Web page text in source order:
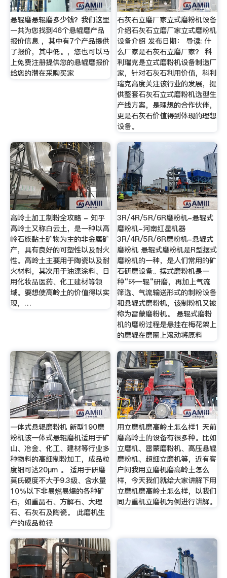
悬辊磨悬辊磨多少钱？我们这里
一共为您找到46个悬辊磨产品
报价信息 ，其中有7个产品提供
了报价，其中低。，您也可以马
上免费注册提供您的悬辊磨报价
给您的潜在采购买家
石灰石立磨厂家立式磨粉机设备
介绍石灰石立磨厂家立式磨粉机
设备介绍 发布日期： 导读: 什
么厂家是石灰石立磨厂家？ 科
利瑞克是立式磨粉机设备制造厂
家，针对石灰石利用价值，科利
瑞克高度关注该行业的发展，提
供整套石灰石立式磨粉机选型生
产线方案，是理想的合作伙伴，
更是石灰石价值得到体现的理想
设备。
高岭土加工制粉全攻略 - 知乎
高岭土又称白云土，是一种以高
岭石族黏土矿物为主的非金属矿
产，具有良好的可塑性以及耐火
性。高岭土主要用于陶瓷以及耐
火材料，其次用于油漆涂料、日
用化妆品医药、化工建材等领
域。要想使高岭土的价值得以实
现，…
3R/4R/5R/6R磨粉机-悬辊式
磨粉机-河南红星机器
3R/4R/5R/6R磨粉机-悬辊式
磨粉机 悬辊式磨粉机是R型摆式
磨粉机的一种，是人们常用的矿
石研磨设备。摆式磨粉机是一
种“环—辊“研磨，再加上气流
筛选、气流输送形式的制粉设备
和悬辊式磨粉机，该制粉机又被
称为雷蒙磨粉机。 悬辊式磨粉
机的磨粉过程是悬挂在梅花架上
的磨辊在磨圈上滚动将原料
一体式悬辊磨粉机 新型190磨
粉机该一体式悬辊磨机适用于矿
山、冶金、化工、建材等行业多
种物料的高细制粉加工，成品粒
度细可达20μm 。 适用于研磨
莫氏硬度不大于9.3级、含水量
10％以下非易燃易爆的各种矿
石，如重晶石、方解石、大理
石、石灰石及陶瓷。 此磨机生
产的成品粒径
用立磨机磨高岭土怎么样1 天前
磨高岭土的设备有很多种。比如
立磨机、雷蒙磨粉机、高压悬辊
磨粉机、超细立磨机等，近有客
户问我用立磨机磨高岭土怎么
样，今天我们就给大家讲解下用
立磨机磨高岭土怎么样，以我们
同力重机立磨机为例进行讲解。